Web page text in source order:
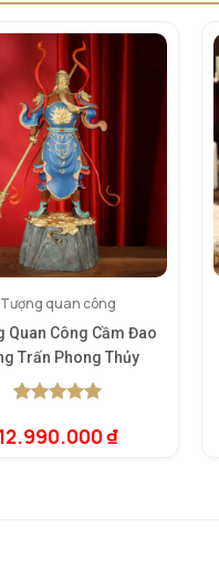
Tượng quan công
Quan Công Cầm Đao
Trấn Phong Thủy
dựa trên
₫